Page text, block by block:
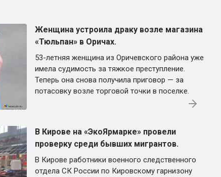
Женщина устроила драку возле магазина
«Тюльпан» в Оричах.
53-летняя женщина из Оричевского района уже
имела судимость за тяжкое преступление.
Теперь она снова получила приговор — за
потасовку возле торговой точки в поселке.
В Кирове на «ЭкоЯрмарке» провели
проверку среди бывших мигрантов.
В Кирове работники военного следственного
отдела СК России по Кировскому гарнизону